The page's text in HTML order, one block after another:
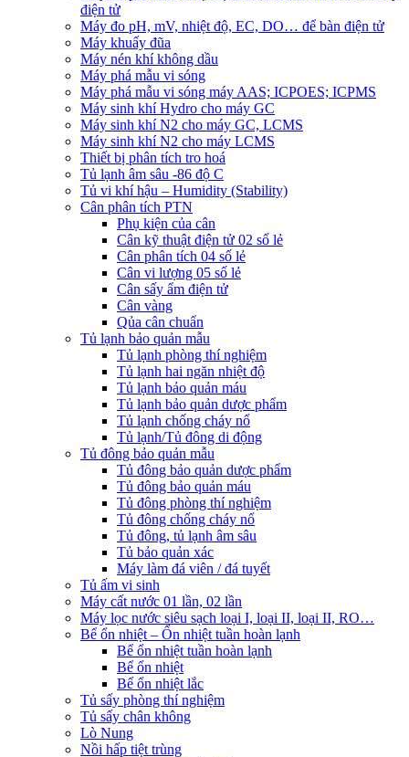
điện tử
Máy đo pH, mV, nhiệt độ, EC, DO… để bàn điện tử
Máy khuấy đũa
Máy nén khí không dầu
Máy phá mẫu vi sóng
Máy phá mẫu vi sóng máy AAS; ICPOES; ICPMS
Máy sinh khí Hydro cho máy GC
Máy sinh khí N2 cho máy GC, LCMS
Máy sinh khí N2 cho máy LCMS
Thiết bị phân tích tro hoá
Tủ lạnh âm sâu -86 độ C
Tủ vi khí hậu – Humidity (Stability)
Cân phân tích PTN
Phụ kiện của cân
Cân kỹ thuật điện tử 02 số lẻ
Cân phân tích 04 số lẻ
Cân vi lượng 05 số lẻ
Cân sấy ẩm điện tử
Cân vàng
Qủa cân chuẩn
Tủ lạnh bảo quản mẫu
Tủ lạnh phòng thí nghiệm
Tủ lạnh hai ngăn nhiệt độ
Tủ lạnh bảo quản máu
Tủ lạnh bảo quản dược phẩm
Tủ lạnh chống cháy nổ
Tủ lạnh/Tủ đông di động
Tủ đông bảo quản mẫu
Tủ đông bảo quản dược phẩm
Tủ đông bảo quản máu
Tủ đông phòng thí nghiệm
Tủ đông chống cháy nổ
Tủ đông, tủ lạnh âm sâu
Tủ bảo quản xác
Máy làm đá viên / đá tuyết
Tủ ấm vi sinh
Máy cất nước 01 lần, 02 lần
Máy lọc nước siêu sạch loại I, loại II, loại II, RO…
Bể ổn nhiệt – Ổn nhiệt tuần hoàn lạnh
Bể ổn nhiệt tuần hoàn lạnh
Bể ổn nhiệt
Bể ổn nhiệt lắc
Tủ sấy phòng thí nghiệm
Tủ sấy chân không
Lò Nung
Nồi hấp tiệt trùng